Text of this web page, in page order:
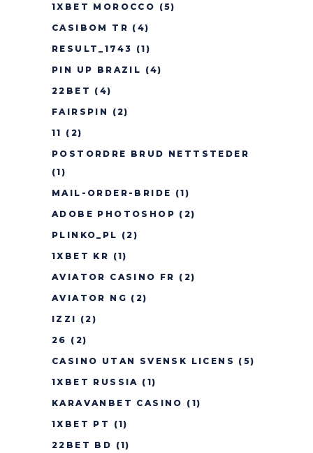
1XBET MOROCCO (5)
CASIBOM TR (4)
RESULT_1743 (1)
PIN UP BRAZIL (4)
22BET (4)
FAIRSPIN
(2)
11 (2)
POSTORDRE BRUD NETTSTEDER
(1)
MAIL-ORDER-BRIDE (1)
ADOBE PHOTOSHOP (2)
PLINKO_PL (2)
1XBET KR (1)
AVIATOR CASINO FR (2)
AVIATOR NG (2)
IZZI (2)
26 (2)
CASINO UTAN SVENSK LICENS (5)
1XBET RUSSIA (1)
KARAVANBET CASINO (1)
1XBET PT
(1)
22BET BD (1)